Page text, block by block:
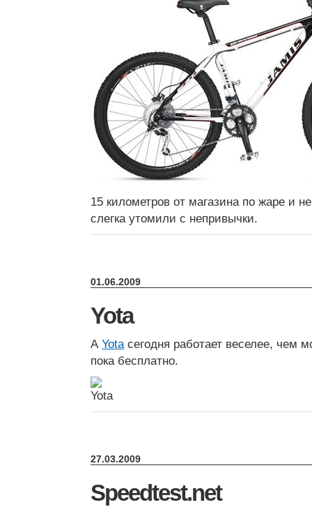
15 километров от магазина по жаре и
слегка утомили с непривычки.
01.06.2009
Yota
А Yotaсегодня работает веселее, чем
пока бесплатно.
27.03.2009
Speedtest.net